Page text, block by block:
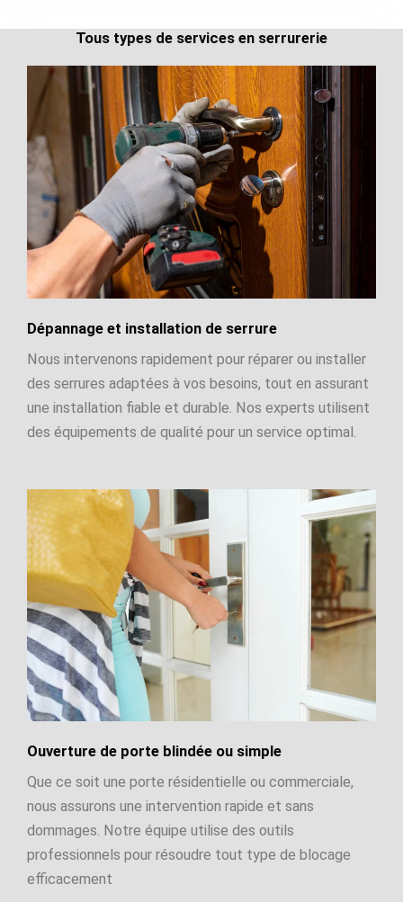
Tous types de services en serrurerie
Dépannage et installation de serrure
Nous intervenons rapidement pour réparer ou installer
des serrures adaptées à vos besoins, tout en assurant
une installation fiable et durable. Nos experts utilisent
des équipements de qualité pour un service optimal.
Ouverture de porte blindée ou simple
Que ce soit une porte résidentielle ou commerciale,
nous assurons une intervention rapide et sans
dommages. Notre équipe utilise des outils
professionnels pour résoudre tout type de blocage
efficacement